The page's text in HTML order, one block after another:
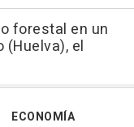
forestal en un
(Huelva), el
ECONOMÍA